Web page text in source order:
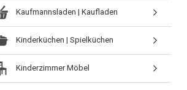
Kaufmannsladen | Kaufladen
Kinderküchen | Spielküchen
Kinderzimmer Möbel